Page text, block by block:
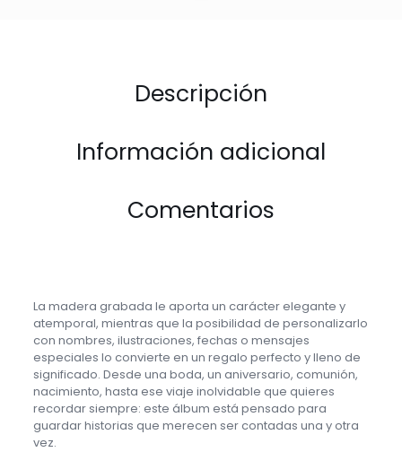
Descripción
Información adicional
Comentarios
La madera grabada le aporta un carácter elegante y
atemporal, mientras que la posibilidad de personalizarlo
con nombres, ilustraciones, fechas o mensajes
especiales lo convierte en un regalo perfecto y lleno de
significado. Desde una boda, un aniversario, comunión,
nacimiento, hasta ese viaje inolvidable que quieres
recordar siempre: este álbum está pensado para
guardar historias que merecen ser contadas una y otra
vez.